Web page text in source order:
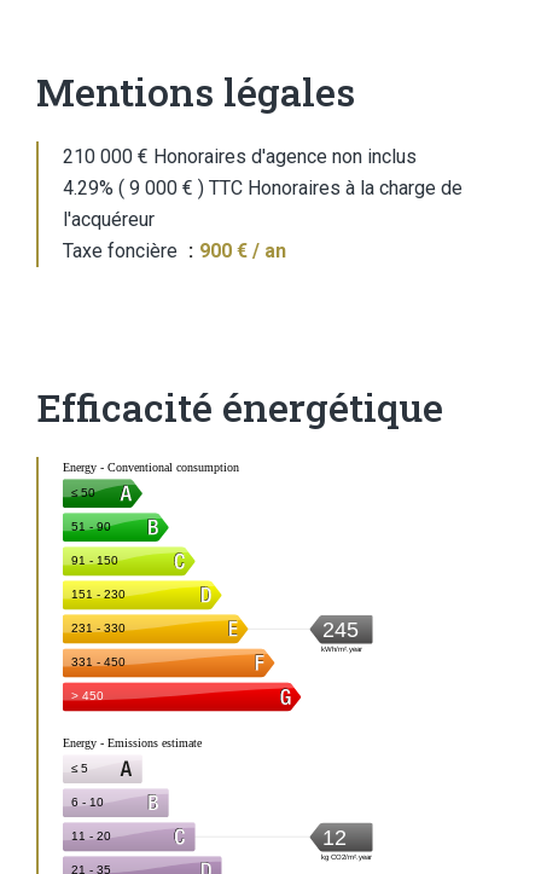
Mentions légales
210 000 € Honoraires d'agence non inclus
4.29% ( 9 000 € ) TTC Honoraires à la charge de
l'acquéreur
Taxe foncière
900 € / an
Efficacité énergétique